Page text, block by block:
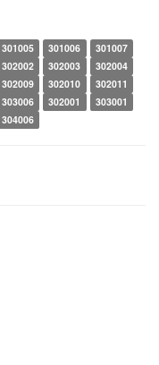
301005 301006
301007
302002 302003
302004
302009 302010
302011
303006 302001
303001
304006